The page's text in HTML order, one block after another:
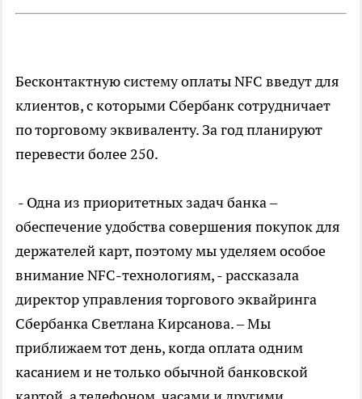
Бесконтактную систему оплаты NFC введут для
клиентов, с которыми Сбербанк сотрудничает
по торговому эквиваленту. За год планируют
перевести более 250.
- Одна из приоритетных задач банка –
обеспечение удобства совершения покупок для
держателей карт, поэтому мы уделяем особое
внимание NFC-технологиям, - рассказала
директор управления торгового эквайринга
Сбербанка Светлана Кирсанова. – Мы
приближаем тот день, когда оплата одним
касанием и не только обычной банковской